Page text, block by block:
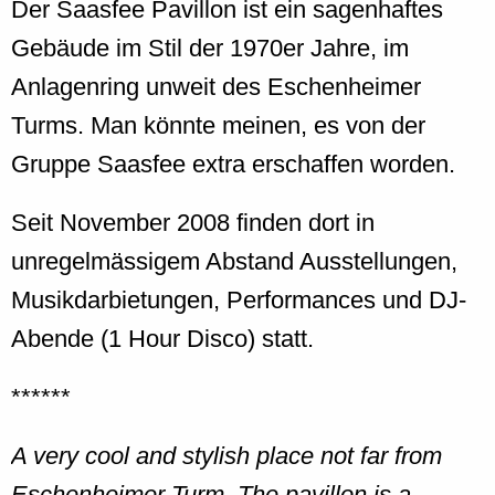
Der Saasfee Pavillon ist ein sagenhaftes
Gebäude im Stil der 1970er Jahre, im
Anlagenring unweit des Eschenheimer
Turms. Man könnte meinen, es von der
Gruppe Saasfee extra erschaffen worden.
Seit November 2008 finden dort in
unregelmässigem Abstand Ausstellungen,
Musikdarbietungen, Performances und DJ-
Abende (1 Hour Disco) statt.
******
A very cool and stylish place not far from